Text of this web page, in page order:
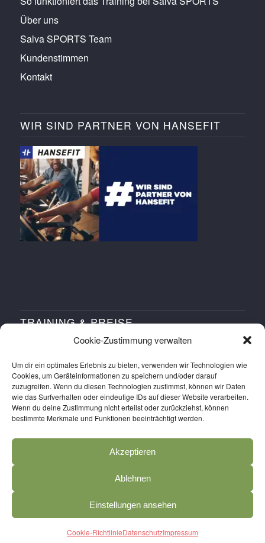
Cookie-Zustimmung verwalten
Um dir ein optimales Erlebnis zu bieten, verwenden wir Technologien wie
Cookies, um Geräteinformationen zu speichern und/oder darauf
zuzugreifen. Wenn du diesen Technologien zustimmst, können wir Daten
wie das Surfverhalten oder eindeutige IDs auf dieser Website verarbeiten.
Wenn du deine Zustimmung nicht erteilst oder zurückziehst, können
bestimmte Merkmale und Funktionen beeinträchtigt werden.
Akzeptieren
Ablehnen
Einstellungen ansehen
Cookie-RichtlinieDatenschutzImpressum
Über uns
Salva SPORTS Team
Kundenstimmen
Kontakt
WIR SIND PARTNER VON HANSEFIT
TRAINING & PREISE
Workshops buchen
Probetraining buchen
Preise
Salva SPORTS APP holen
© Copyright2026 - Salva SPORTS Kassel
Datenschutz AGB Cookie-Richtlinie (EU)